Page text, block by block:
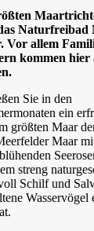
Naturfreibad
Vor allem
kommen hier
Sie in den
ein
größten Maar
Maar
streng
Schilf und
Wasservögel